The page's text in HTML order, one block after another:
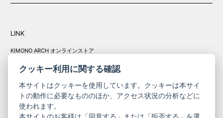
LINK
KIMONO ARCH オンラインストア
きものやまと振
クッキー利用に関する確認
本サイトはクッキーを使用しています。クッキーは本サイ
トの動作に必要なもののほか、アクセス状況の分析などに
使われます。
本サイトのお客様は「同意する」または「拒否する」を選